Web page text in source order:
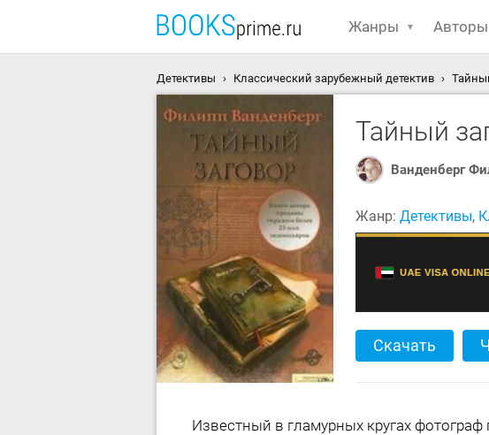
Жанры Авторы
Детективы Классический зарубежный детектив
Тайный
Ванденберг
Жанр: Детективы,
Скачать
Известный в гламурных кругах